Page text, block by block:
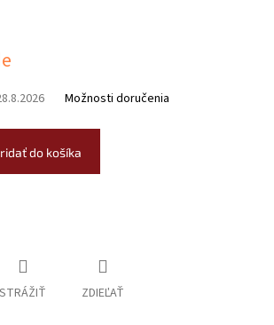
Možnosti doručenia
do košíka
STRÁŽIŤ ZDIEĽAŤ